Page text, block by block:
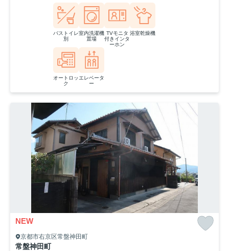
バストイレ
別
室内洗濯機
置場
TVモニタ
付きインタ
ーホン
浴室乾燥機
オートロッ
ク
エレベータ
ー
NEW
京都市右京区常盤神田町
常盤神田町